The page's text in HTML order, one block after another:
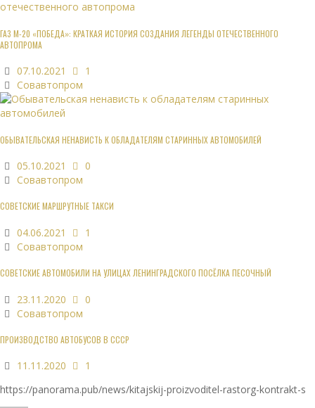
ГАЗ М-20 «ПОБЕДА»: КРАТКАЯ ИСТОРИЯ СОЗДАНИЯ ЛЕГЕНДЫ ОТЕЧЕСТВЕННОГО
АВТОПРОМА
07.10.2021
1
Совавтопром
ОБЫВАТЕЛЬСКАЯ НЕНАВИСТЬ К ОБЛАДАТЕЛЯМ СТАРИННЫХ АВТОМОБИЛЕЙ
05.10.2021
0
Совавтопром
СОВЕТСКИЕ МАРШРУТНЫЕ ТАКСИ
04.06.2021
1
Совавтопром
СОВЕТСКИЕ АВТОМОБИЛИ НА УЛИЦАХ ЛЕНИНГРАДСКОГО ПОСЁЛКА ПЕСОЧНЫЙ
23.11.2020
0
Совавтопром
ПРОИЗВОДСТВО АВТОБУСОВ В СССР
11.11.2020
1
https://panorama.pub/news/kitajskij-proizvoditel-rastorg-kontrakt-s